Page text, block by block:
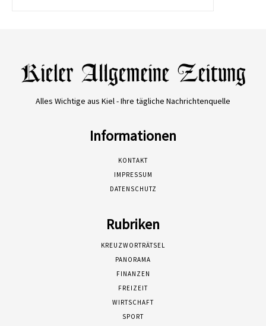
Alles Wichtige aus Kiel - Ihre tägliche Nachrichtenquelle
Informationen
KONTAKT
IMPRESSUM
DATENSCHUTZ
Rubriken
KREUZWORTRÄTSEL
PANORAMA
FINANZEN
FREIZEIT
WIRTSCHAFT
SPORT